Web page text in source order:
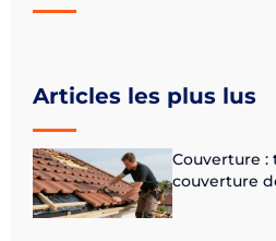
Articles les plus lus
Couverture :
couverture